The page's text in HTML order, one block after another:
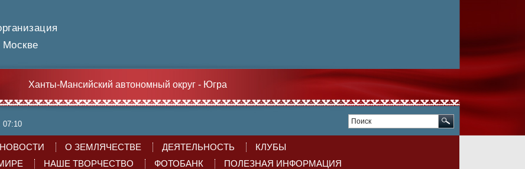
Ханты-Мансийский автономный округ - Югра
07:10
О ЗЕМЛЯЧЕСТВЕ ДЕЯТЕЛЬНОСТЬ
КЛУБЫ
НАШЕ ТВОРЧЕСТВО ФОТОБАНК ПОЛЕЗНАЯ ИНФОРМАЦИЯ